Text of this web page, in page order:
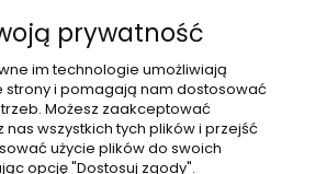
zgodę na nasząpolitykę prywatności
Moje
prywatność
im technologie umożliwiają
strony i pomagają nam dostosować
Możesz zaakceptować
wszystkich tych plików i przejść
użycie plików do swoich
opcję "Dostosuj zgody".